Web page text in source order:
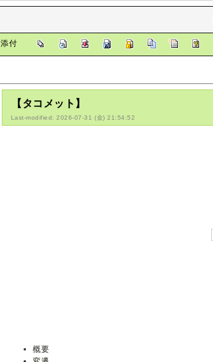
添付
【タコメット】
Last-modified: 2026-07-31 (金) 21:54:52
概要